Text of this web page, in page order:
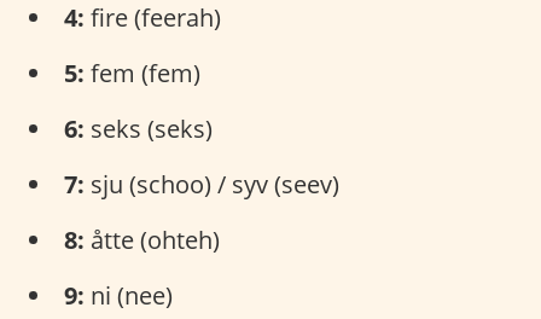
4: fire (feerah)
5: fem (fem)
6: seks (seks)
7: sju (schoo) / syv (seev)
8: åtte (ohteh)
9: ni (nee)